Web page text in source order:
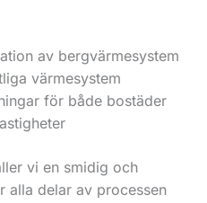
av bergvärmesystem
värmesystem
för både bostäder
vi en smidig och
alla delar av processen